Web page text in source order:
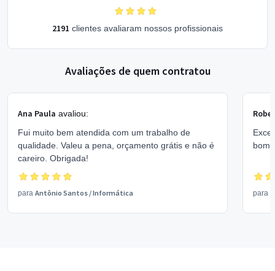
2191 clientes avaliaram nossos profissionais
Avaliações de quem contratou
Ana Paula avaliou:
Fui muito bem atendida com um trabalho de
qualidade. Valeu a pena, orçamento grátis e não é
careiro. Obrigada!
para Antônio Santos /Informática
bom
para